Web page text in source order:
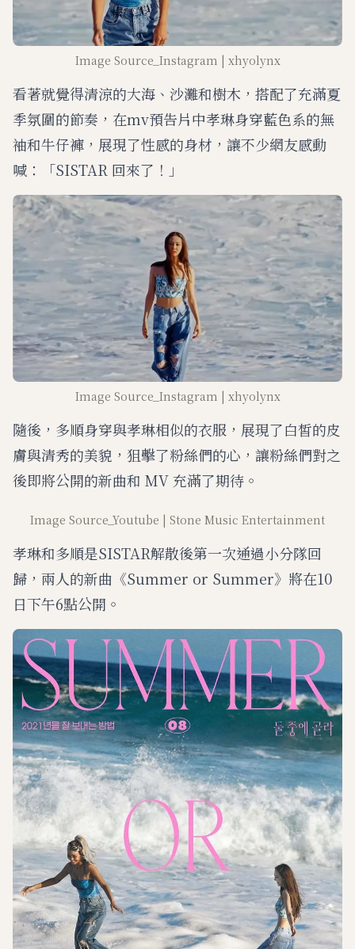
Image Source_Instagram | xhyolynx
看著就覺得清涼的大海、沙灘和樹木，搭配了充滿夏
季氛圍的節奏，在mv預告片中孝琳身穿藍色系的無
袖和牛仔褲，展現了性感的身材，讓不少網友感動
喊：「SISTAR 回來了！」
Image Source_Instagram | xhyolynx
隨後，多順身穿與孝琳相似的衣服，展現了白皙的皮
膚與清秀的美貌，狙擊了粉絲們的心，讓粉絲們對之
後即將公開的新曲和 MV 充滿了期待。
Image Source_Youtube | Stone Music Entertainment
孝琳和多順是SISTAR解散後第一次通過小分隊回
歸，兩人的新曲《Summer or Summer》將在10
日下午6點公開。